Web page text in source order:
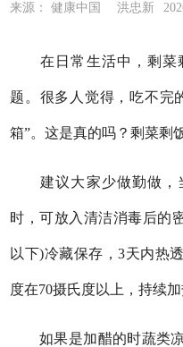
来源： 健康中国 洪忠新
在日常生活中，剩菜
题。很多人觉得，吃不完
箱”。这是真的吗？剩菜剩
建议大家少做勤做，
时，可放入清洁消毒后的
以下)冷藏保存，3天内热
度在70摄氏度以上，持续加
如果是加醋的时蔬类凉